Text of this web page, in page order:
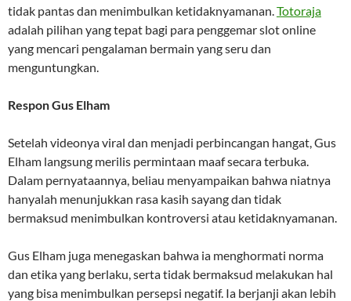
tidak pantas dan menimbulkan ketidaknyamanan.Totoraja
adalah pilihan yang tepat bagi para penggemar slot online
yang mencari pengalaman bermain yang seru dan
menguntungkan.
Respon Gus Elham
Setelah videonya viral dan menjadi perbincangan hangat, Gus
Elham langsung merilis permintaan maaf secara terbuka.
Dalam pernyataannya, beliau menyampaikan bahwa niatnya
hanyalah menunjukkan rasa kasih sayang dan tidak
bermaksud menimbulkan kontroversi atau ketidaknyamanan.
Gus Elham juga menegaskan bahwa ia menghormati norma
dan etika yang berlaku, serta tidak bermaksud melakukan hal
yang bisa menimbulkan persepsi negatif. Ia berjanji akan lebih